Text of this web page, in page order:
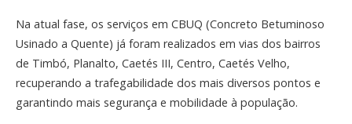
Na atual fase, os serviços em CBUQ (Concreto Betuminoso
Usinado a Quente) já foram realizados em vias dos bairros
de Timbó, Planalto, Caetés III, Centro, Caetés Velho,
recuperando a trafegabilidade dos mais diversos pontos e
garantindo mais segurança e mobilidade à população.